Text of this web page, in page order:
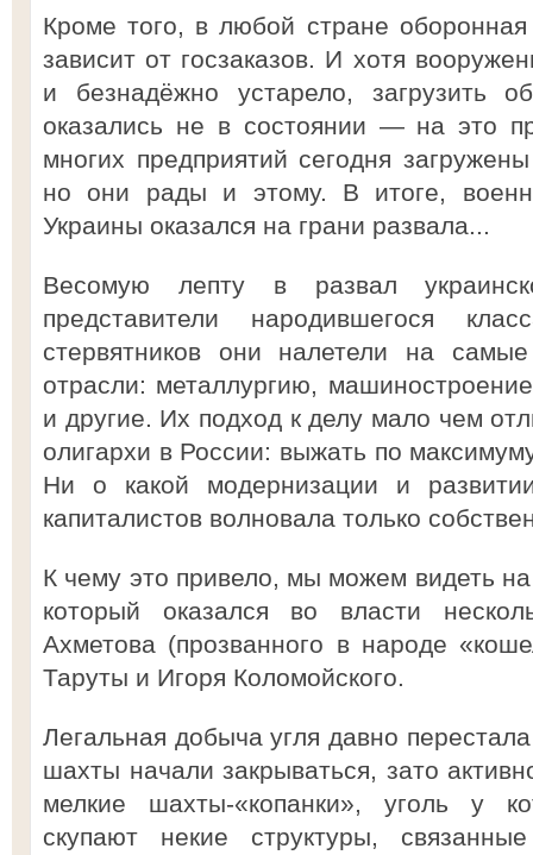
Кроме того, в любой стране
зависит от госзаказов. И хотя
и безнадёжно устарело, загрузить
оказались не в состоянии — на это
многих предприятий сегодня
но они рады и этому. В итоге,
Украины оказался на грани развала...
Весомую лепту в развал
представители народившегося
стервятников они налетели на
отрасли: металлургию,
и другие. Их подход к делу мало чем
олигархи в России: выжать по
Ни о какой модернизации и
капиталистов волновала только
К чему это привело, мы можем видеть
который оказался во власти
Ахметова (прозванного в народе
Таруты и Игоря Коломойского.
Легальная добыча угля давно
шахты начали закрываться, зато
мелкие шахты-«копанки», уголь у
скупают некие структуры,